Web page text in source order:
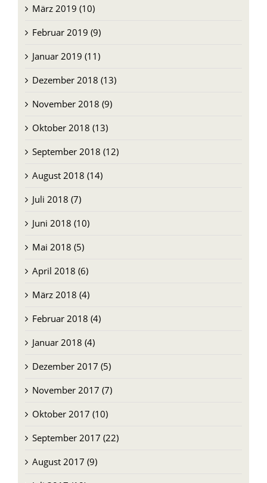
März 2019 (10)
Februar 2019 (9)
Januar 2019 (11)
Dezember 2018 (13)
November 2018 (9)
Oktober 2018 (13)
September 2018 (12)
August 2018 (14)
Juli 2018 (7)
Juni 2018 (10)
Mai 2018 (5)
April 2018 (6)
März 2018 (4)
Februar 2018 (4)
Januar 2018 (4)
Dezember 2017 (5)
November 2017 (7)
Oktober 2017 (10)
September 2017 (22)
August 2017 (9)